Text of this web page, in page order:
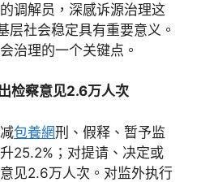
调解员，深感诉源治理这
层社会稳定具有重要意义。
治理的一个关键点。
检察意见2.6万人次
包養網刑、假释、暂予监
25.2%；对提请、决定或
见2.6万人次。对监外执行